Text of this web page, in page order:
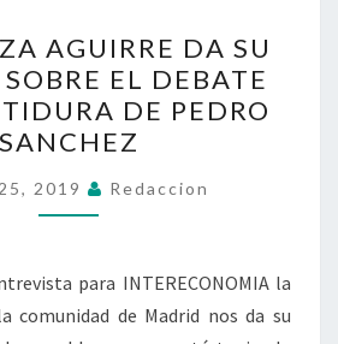
AGUIRRE
DA
SU
OPINIÓN
SOBRE
EL
DE
INVESTIDURA
AGUIRRE DA SU
EL DEBATE
DE PEDRO
SANCHEZ
2019 Redaccion
para INTERECONOMIA la
comunidad de Madrid nos da su